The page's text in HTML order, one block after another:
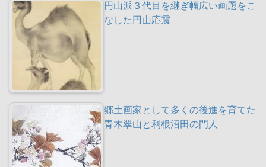
円山派３代目を継ぎ幅広い画題をこ
なした円山応震
郷土画家として多くの後進を育てた
青木翠山と利根沼田の門人